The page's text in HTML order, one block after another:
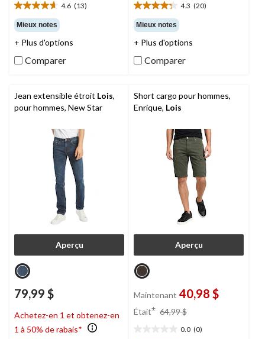
4.6 (13)
4.6
étoile(s)
sur
5.
13
évaluations
Mieux notes
+ Plus d'options
Comparer
4.3 (20)
4.3
étoile(s)
sur
5.
20
évaluations
Mieux notes
+ Plus d'options
Comparer
Jean extensible étroit Lois,
pour hommes, New Star
Aperçu
79,99 $
Achetez-en 1 et obtenez-en
1 à 50% de rabais*
Short cargo pour hommes,
Enrique, Lois
Aperçu
Maintenant 40,98 $
Était± 64,99 $
64,99 $
0.0 (0)